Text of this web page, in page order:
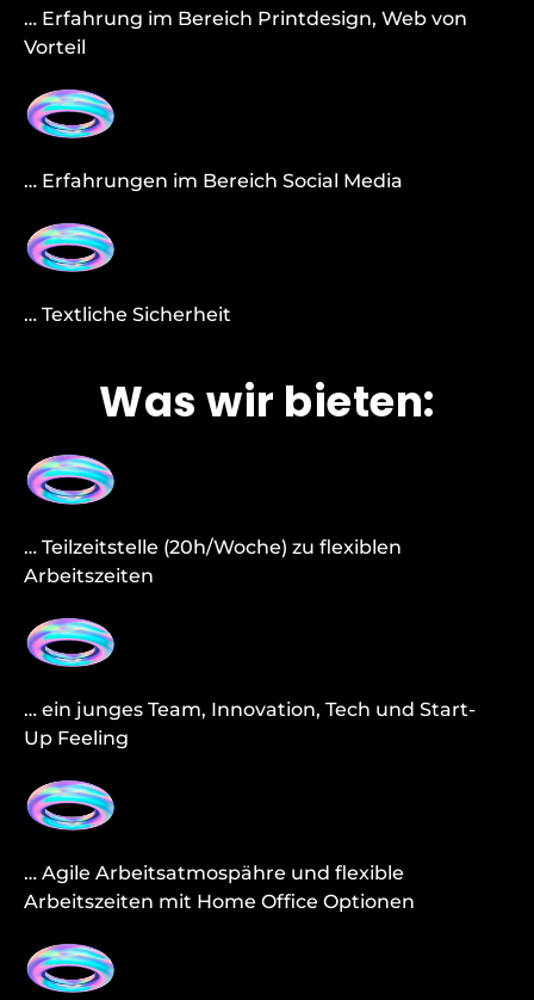
… Erfahrung im Bereich Printdesign, Web von
Vorteil
… Erfahrungen im Bereich Social Media
… Textliche Sicherheit
Was wir bieten:
… Teilzeitstelle (20h/Woche) zu flexiblen
Arbeitszeiten
… ein junges Team, Innovation, Tech und Start-
Up Feeling
… Agile Arbeitsatmospähre und flexible
Arbeitszeiten mit Home Office Optionen